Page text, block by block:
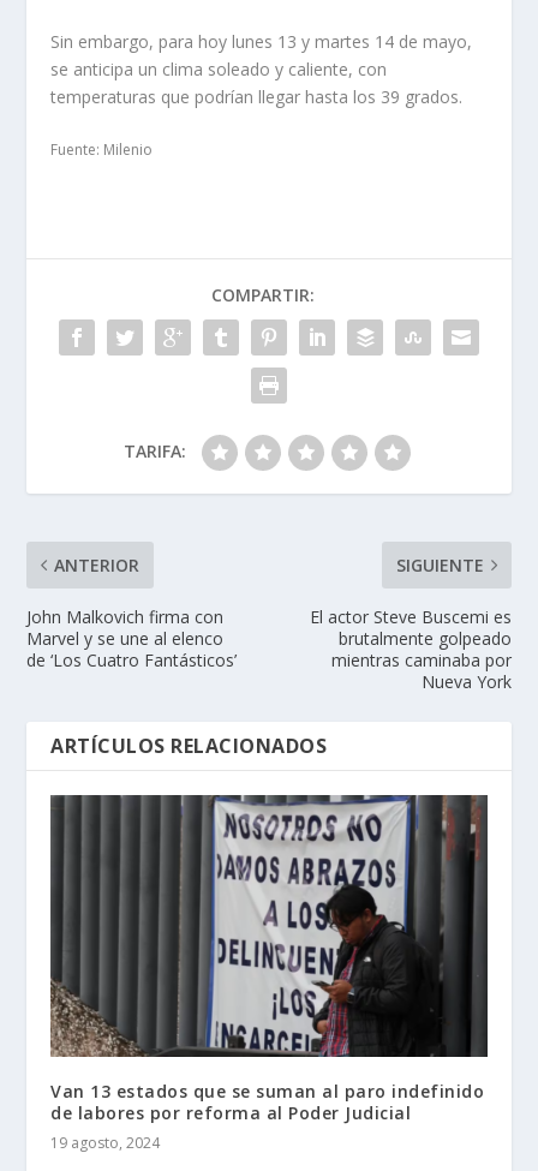
Sin embargo, para hoy lunes 13 y martes 14 de mayo,
se anticipa un clima soleado y caliente, con
temperaturas que podrían llegar hasta los 39 grados.
Fuente: Milenio
COMPARTIR:
TARIFA:
ANTERIOR
John Malkovich firma con
Marvel y se une al elenco
de ‘Los Cuatro Fantásticos’
SIGUIENTE
El actor Steve Buscemi es
brutalmente golpeado
mientras caminaba por
Nueva York
ARTÍCULOS RELACIONADOS
Van 13 estados que se suman al paro indefinido
de labores por reforma al Poder Judicial
19 agosto, 2024